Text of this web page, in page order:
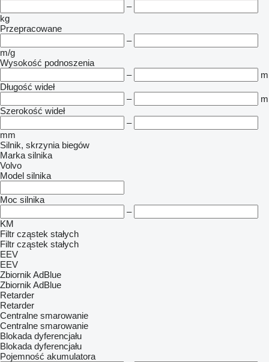
–
kg
Przepracowane
–
m/g
Wysokość podnoszenia
–
m
Długość wideł
–
m
Szerokość wideł
–
mm
Silnik, skrzynia biegów
Marka silnika
Volvo
Model silnika
Moc silnika
–
KM
Filtr cząstek stałych
Filtr cząstek stałych
EEV
EEV
Zbiornik AdBlue
Zbiornik AdBlue
Retarder
Retarder
Centralne smarowanie
Centralne smarowanie
Blokada dyferencjału
Blokada dyferencjału
Pojemność akumulatora